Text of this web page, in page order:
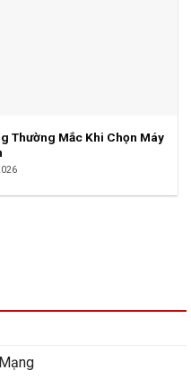
Thường Mắc Khi Chọn Máy